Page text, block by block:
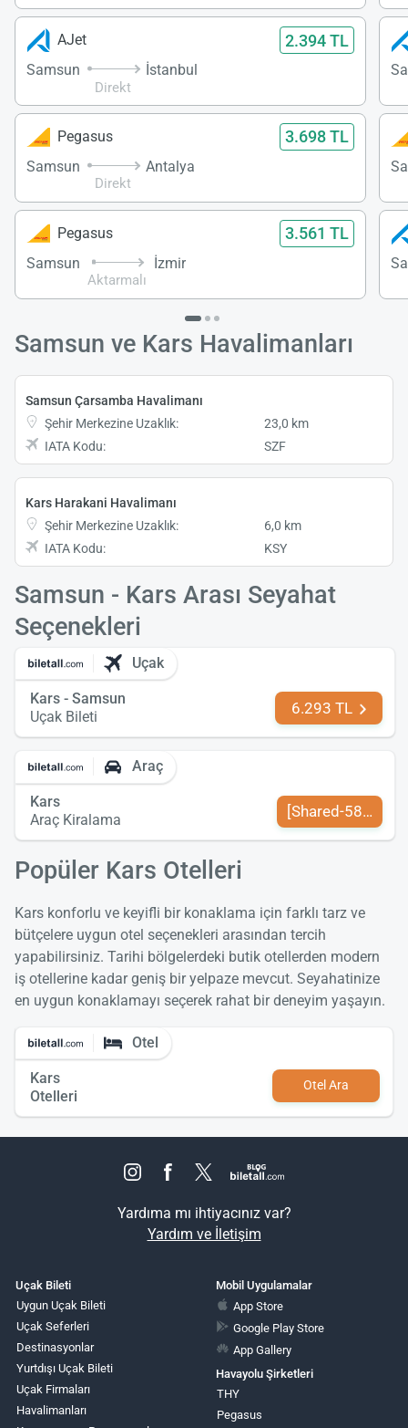
AJet 2.394 TL
Samsun
Direkt
İstanbul
Pegasus 3.698 TL
Samsun
Direkt
Antalya
Pegasus 3.561 TL
Samsun
Aktarmalı
İzmir
Samsun ve Kars Havalimanları
Samsun Çarsamba Havalimanı
Şehir Merkezine Uzaklık:
23,0 km
IATA Kodu:
SZF
Kars Harakani Havalimanı
Şehir Merkezine Uzaklık:
6,0 km
IATA Kodu:
KSY
Samsun - Kars Arası Seyahat
Seçenekleri
Uçak
Kars - Samsun
Uçak Bileti
6.293 TL
Araç
Kars
Araç Kiralama
[Shared-589-tr-
Popüler Kars Otelleri
Kars konforlu ve keyifli bir konaklama için farklı tarz ve
bütçelere uygun otel seçenekleri arasından tercih
yapabilirsiniz. Tarihi bölgelerdeki butik otellerden modern
iş otellerine kadar geniş bir yelpaze mevcut. Seyahatinize
en uygun konaklamayı seçerek rahat bir deneyim yaşayın.
Otel
Kars
Otelleri
Otel Ara
Yardıma mı ihtiyacınız var?
Yardım ve İletişim
Uçak Bileti
Uygun Uçak Bileti
Uçak Seferleri
Destinasyonlar
Yurtdışı Uçak Bileti
Uçak Firmaları
Havalimanları
Mobil Uygulamalar
App Store
Google Play Store
App Gallery
Havayolu Şirketleri
THY
Pegasus